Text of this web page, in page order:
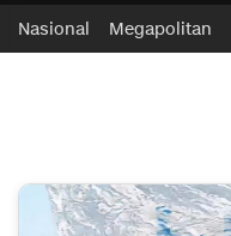
ifakta.co
#pastibenar
Nasional Megapolitan